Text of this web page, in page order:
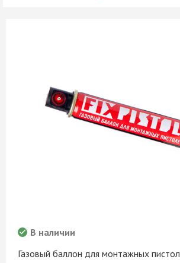
Газовый баллон для монтажных
В наличии